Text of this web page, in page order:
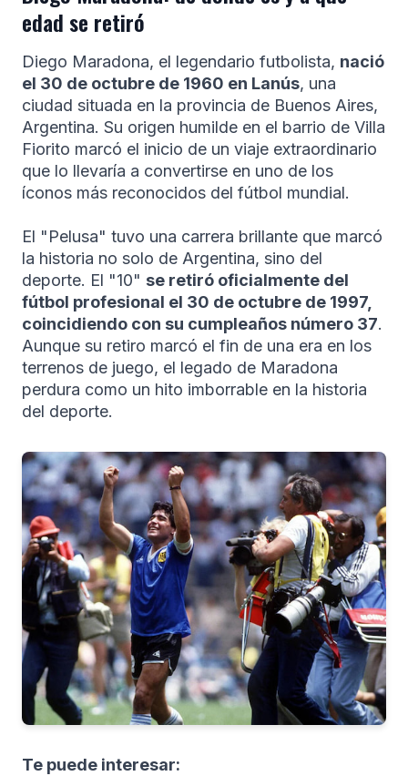
edad se retiró
Diego Maradona, el legendario futbolista, nació
el 30 de octubre de 1960 en Lanús, una
ciudad situada en la provincia de Buenos Aires,
Argentina. Su origen humilde en el barrio de Villa
Fiorito marcó el inicio de un viaje extraordinario
que lo llevaría a convertirse en uno de los
íconos más reconocidos del fútbol mundial.
El "Pelusa" tuvo una carrera brillante que marcó
la historia no solo de Argentina, sino del
deporte. El "10" se retiró oficialmente del
fútbol profesional el 30 de octubre de 1997,
coincidiendo con su cumpleaños número 37.
Aunque su retiro marcó el fin de una era en los
terrenos de juego, el legado de Maradona
perdura como un hito imborrable en la historia
del deporte.
Te puede interesar: